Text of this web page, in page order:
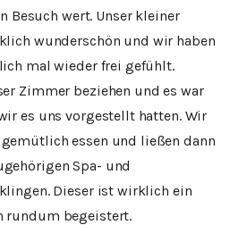
Besuch wert. Unser kleiner
wunderschön und wir haben
mal wieder frei gefühlt.
Zimmer beziehen und es war
es uns vorgestellt hatten. Wir
essen und ließen dann
Spa- und
Dieser ist wirklich ein
rundum begeistert.